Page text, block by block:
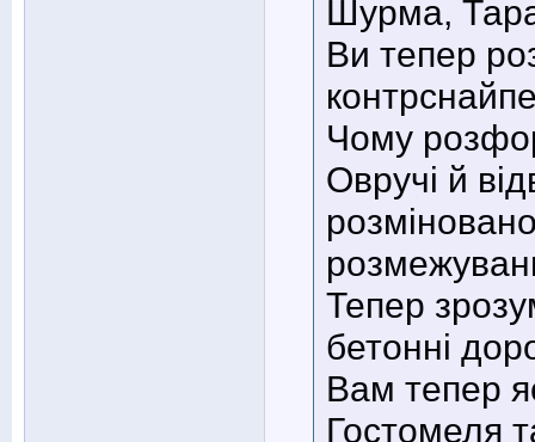
Шурма,
Ви тепер
Чому
Овручі й
Тепер
бетонні
Вам тепер
Гостомеля